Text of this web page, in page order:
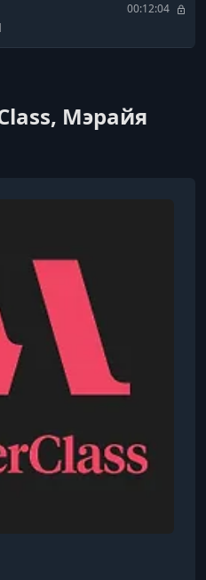
00:12:04
00:09:28
Мэрайя